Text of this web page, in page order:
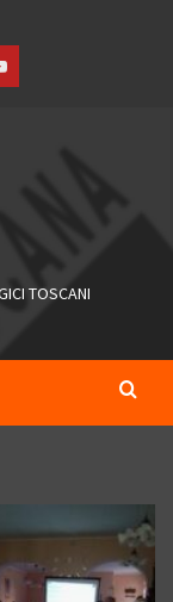
TOSCANI